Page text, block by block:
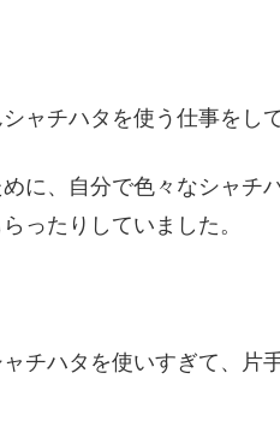
ャチハタを使う仕事をし
に、自分で色々なシャチ
ったりしていました。
ャチハタを使いすぎて、